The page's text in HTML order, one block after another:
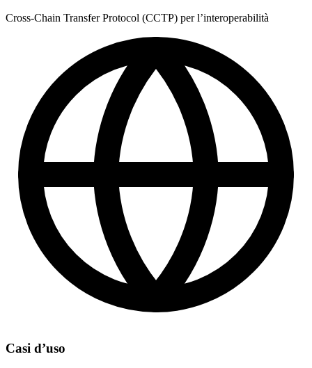
Cross-Chain Transfer Protocol (CCTP) per l’interoperabilità
Casi d’uso